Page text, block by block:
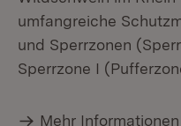
umfangreiche
und Sperrzonen
Sperrzone I
Mehr